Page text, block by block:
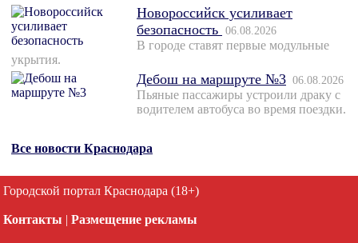
Новороссийск усиливает
безопасность 06.08.2026
В городе ставят первые модульные
укрытия.
Дебош на маршруте №3 06.08.2026
Пьяные пассажиры устроили драку с
водителем автобуса во время поездки.
Все новости Краснодара
Городской портал Краснодара (18+)
Контакты | Размещение рекламы